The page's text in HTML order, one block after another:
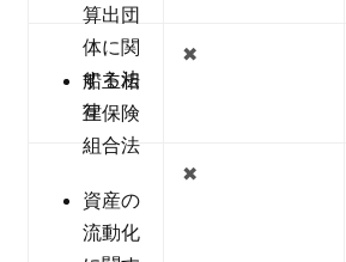
算出団
体に関
する法
律
船主相
互保険
組合法
✖︎
資産の
流動化
✖︎